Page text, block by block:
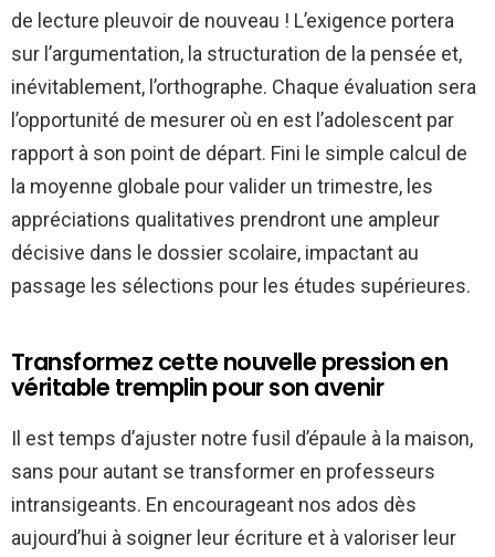
de lecture pleuvoir de nouveau ! L’exigence portera
sur l’argumentation, la structuration de la pensée et,
inévitablement, l’orthographe. Chaque évaluation sera
l’opportunité de mesurer où en est l’adolescent par
rapport à son point de départ. Fini le simple calcul de
la moyenne globale pour valider un trimestre, les
appréciations qualitatives prendront une ampleur
décisive dans le dossier scolaire, impactant au
passage les sélections pour les études supérieures.
Transformez cette nouvelle pression en
véritable tremplin pour son avenir
Il est temps d’ajuster notre fusil d’épaule à la maison,
sans pour autant se transformer en professeurs
intransigeants. En encourageant nos ados dès
aujourd’hui à soigner leur écriture et à valoriser leur